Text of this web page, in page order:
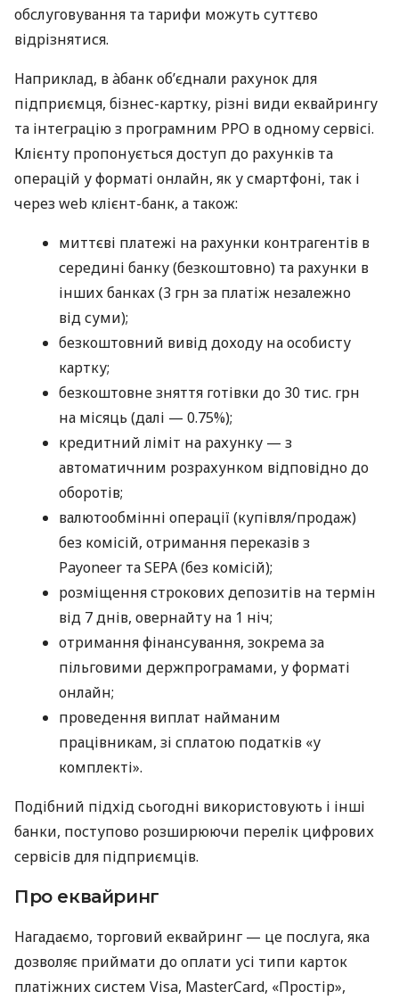
обслуговування та тарифи можуть суттєво
відрізнятися.
Наприклад, в àбанк об’єднали рахунок для
підприємця, бізнес-картку, різні види еквайрингу
та інтеграцію з програмним РРО в одному сервісі.
Клієнту пропонується доступ до рахунків та
операцій у форматі онлайн, як у смартфоні, так і
через web клієнт-банк, а також:
миттєві платежі на рахунки контрагентів в
середині банку (безкоштовно) та рахунки в
інших банках (3 грн за платіж незалежно
від суми);
безкоштовний вивід доходу на особисту
картку;
безкоштовне зняття готівки до 30 тис. грн
на місяць (далі — 0.75%);
кредитний ліміт на рахунку — з
автоматичним розрахунком відповідно до
оборотів;
валютообмінні операції (купівля/продаж)
без комісій, отримання переказів з
Payoneer та SEPA (без комісій);
розміщення строкових депозитів на термін
від 7 днів, овернайту на 1 ніч;
отримання фінансування, зокрема за
пільговими держпрограмами, у форматі
онлайн;
проведення виплат найманим
працівникам, зі сплатою податків «у
комплекті».
Подібний підхід сьогодні використовують і інші
банки, поступово розширюючи перелік цифрових
сервісів для підприємців.
Про еквайринг
Нагадаємо, торговий еквайринг — це послуга, яка
дозволяє приймати до оплати усі типи карток
платіжних систем Visa, MasterCard, «Простір»,